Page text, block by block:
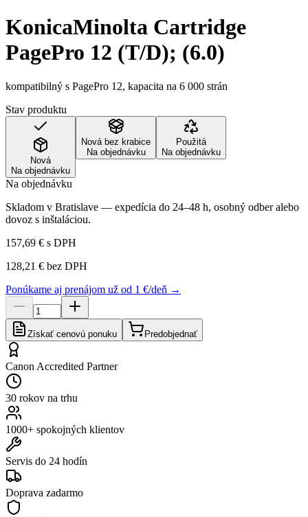
KonicaMinolta Cartridge
PagePro 12 (T/D); (6.0)
kompatibilný s PagePro 12, kapacita na 6 000 strán
Stav produktu
Nová
Na objednávku
Nová bez krabice
Na objednávku
Použitá
Na objednávku
Na objednávku
Skladom v Bratislave — expedícia do 24–48 h, osobný odber alebo
dovoz s inštaláciou.
157,69 € s DPH
128,21 € bez DPH
Ponúkame aj prenájom už od 1 €/deň →
Získať cenovú ponuku Predobjednať
Canon Accredited Partner
30 rokov na trhu
1000+ spokojných klientov
Servis do 24 hodín
Doprava zadarmo